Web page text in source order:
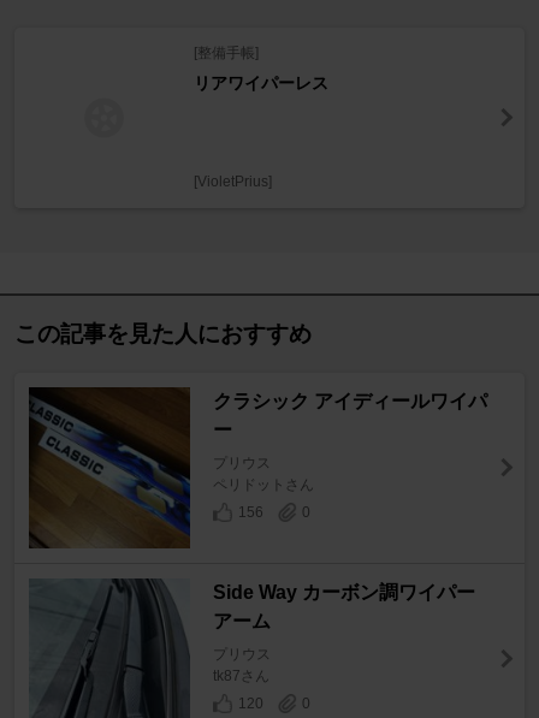
[整備手帳]
リアワイパーレス
[VioletPrius]
この記事を見た人におすすめ
クラシック アイディールワイパ
ー
プリウス
ペリドットさん
156
0
Side Way カーボン調ワイパー
アーム
プリウス
tk87さん
120
0